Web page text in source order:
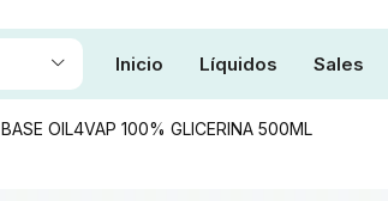
Inicio Líquidos Sales
BASE OIL4VAP 100% GLICERINA 500ML